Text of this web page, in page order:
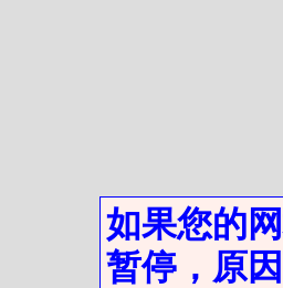
如果您的
暂停，原